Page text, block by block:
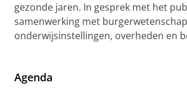
gezonde jaren. In gesprek met het
samenwerking met
onderwijsinstellingen, overheden en
Agenda